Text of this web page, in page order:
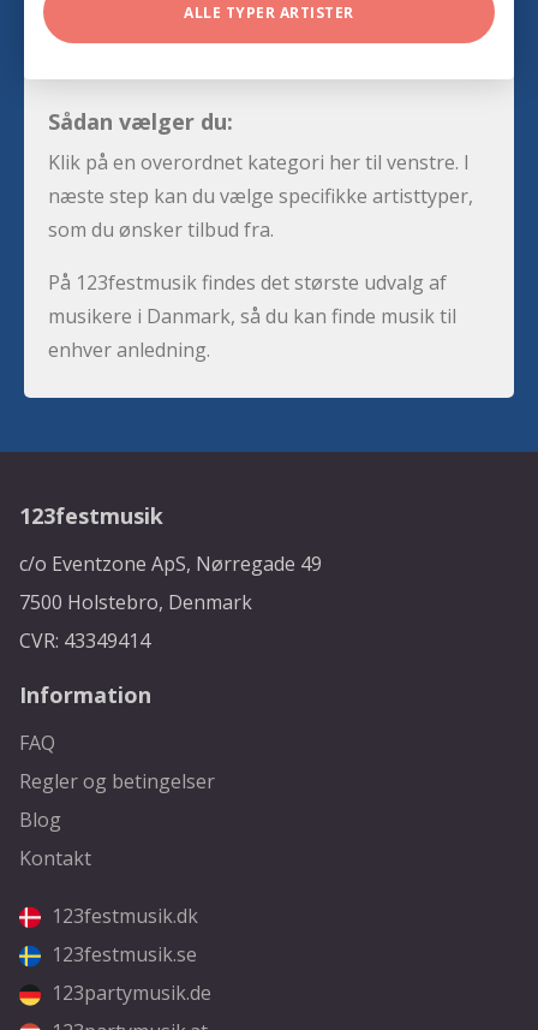
ALLE TYPER ARTISTER
Sådan vælger du:
Klik på en overordnet kategori her til venstre. I
næste step kan du vælge specifikke artisttyper,
som du ønsker tilbud fra.
På 123festmusik findes det største udvalg af
musikere i Danmark, så du kan finde musik til
enhver anledning.
123festmusik
c/o Eventzone ApS, Nørregade 49
7500 Holstebro, Denmark
CVR: 43349414
Information
FAQ
Regler og betingelser
Blog
Kontakt
123festmusik.dk
123festmusik.se
123partymusik.de